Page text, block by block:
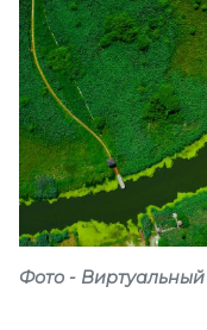
Фото - Виртуальный